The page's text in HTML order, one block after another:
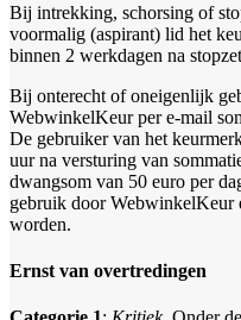
Bij intrekking, schorsing of
voormalig (aspirant) lid het
binnen 2 werkdagen na
Bij onterecht of oneigenlijk
WebwinkelKeur per e-mail
De gebruiker van het
uur na versturing van
dwangsom van 50 euro per
gebruik door WebwinkelKeur
worden.
Ernst van overtredingen